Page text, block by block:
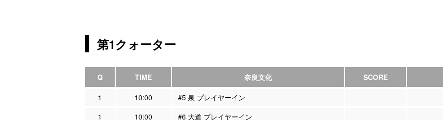
第1クォーター
Q TIME 奈良文化 SCORE
1 10:00
#5 泉 プレイヤーイン
1
10:00
#6 大道 プレイヤーイン